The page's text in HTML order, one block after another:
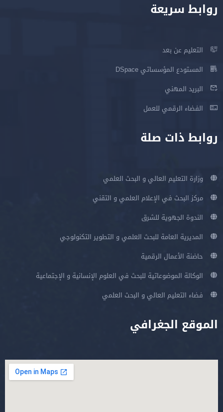
روابط سريعة
التعليم عن بعد
المستودع المؤسساتي DSpace
البريد المهني
الفضاء الرقمي للعمل
روابط ذات صلة
وزارة التعليم العالي و البحث العلمي
مركز البحث في الإعلام العلمي و التقني
الندوة الجهوية للشرق
المديرية العامة للبحث العلمي و التطوير التكنولوجي
حاضنة الأعمال الرقمية
الوكالة الموضوعاتية للبحث في العلوم الإنسانية و الإجتماعية
فضاء التعليم العالي و البحث العلمي
الموقع الجغرافي